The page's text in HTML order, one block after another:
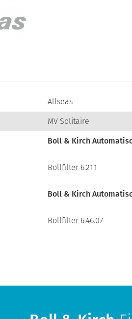
Allseas
MV Solitaire
Boll & Kirch
Bollfilter 6.21.1
Boll & Kirch
Bollfilter 6.46.07